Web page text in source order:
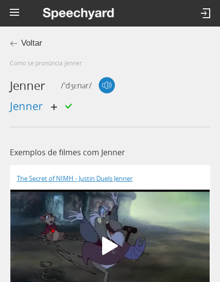
Voltar
Como se pronúncia jenner
Jenner /'dʒɛnər/
Jenner
Exemplos de filmes com Jenner
The Secret of NIMH - Justin Duels Jenner